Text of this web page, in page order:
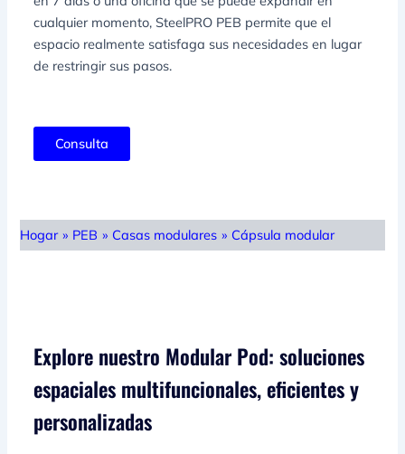
cualquier momento, SteelPRO PEB permite que el
espacio realmente satisfaga sus necesidades en lugar
de restringir sus pasos.
Consulta
Hogar » PEB » Casas modulares » Cápsula modular
Explore nuestro Modular Pod: soluciones
espaciales multifuncionales, eficientes y
personalizadas